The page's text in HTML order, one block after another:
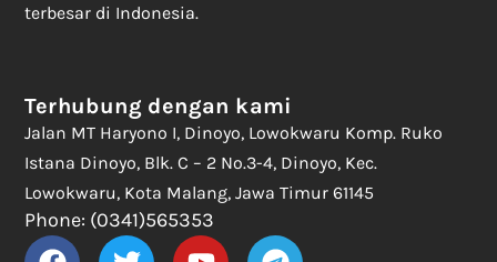
terbesar di Indonesia.
Terhubung dengan kami
Jalan MT Haryono I, Dinoyo, Lowokwaru Komp. Ruko
Istana Dinoyo, Blk. C – 2 No.3-4, Dinoyo, Kec.
Lowokwaru, Kota Malang, Jawa Timur 61145
Phone: (0341)565353